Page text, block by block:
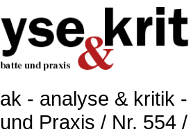
ak - analyse & kritik
und Praxis / Nr. 554